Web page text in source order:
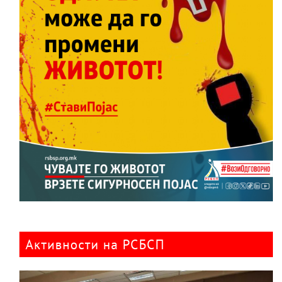
Активности на РСБСП